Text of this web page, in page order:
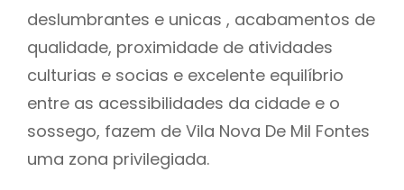
deslumbrantes e unicas , acabamentos de
qualidade, proximidade de atividades
culturias e socias e excelente equilíbrio
entre as acessibilidades da cidade e o
sossego, fazem de Vila Nova De Mil Fontes
uma zona privilegiada.